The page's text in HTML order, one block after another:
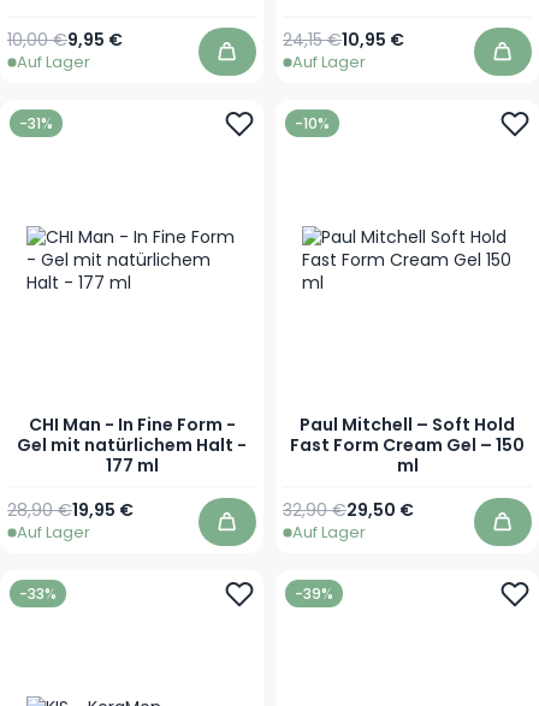
Sonderpreis
9,95 €
Regulärer Preis
10,00 €
Auf Lager In den Warenkorb
Sonderpreis
10,95 €
Regulärer Preis
24,15 €
Auf Lager In
-31%
CHI Man - In Fine Form -
Gel mit natürlichem Halt -
177 ml
Sonderpreis
19,95 €
Regulärer Preis
28,90 €
Auf Lager In den Warenkorb
-10%
Paul Mitchell – Soft Hold
Fast Form Cream Gel – 150
ml
Sonderpreis
29,50 €
Regulärer Preis
32,90 €
Auf Lager In
-33% -39%